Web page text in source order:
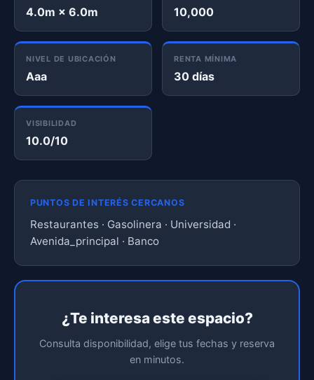
4.0m × 6.0m 10,000
NIVEL DE UBICACIÓN
Aaa
RENTA MÍNIMA
30 días
VISIBILIDAD
10.0/10
PUNTOS DE INTERÉS CERCANOS
Restaurantes · Gasolinera · Universidad ·
Avenida_principal · Banco
¿Te interesa este espacio?
Consulta disponibilidad, elige tus fechas y reserva
en minutos.